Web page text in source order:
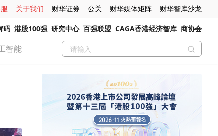
关于我们 财华证券 公关 财华媒体矩阵 财华智库沙龙
码 港股100强 研究中心 百强联盟 CAGA香港经济智库 商协会
智能